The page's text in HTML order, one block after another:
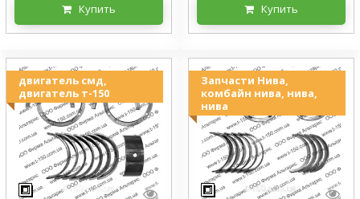
Купить Купить
двигатель смд,
двигатель т-150
Запчасти Нива,
комбайн нива, нива,
нива